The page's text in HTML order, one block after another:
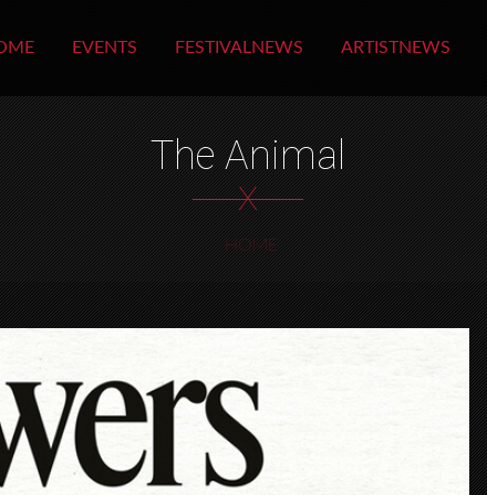
EVENTS FESTIVALNEWS ARTISTNEWS
The Animal
X
HOME